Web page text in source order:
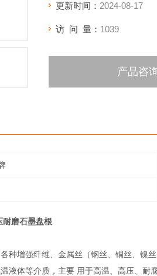
更新时间： 2024-08-17
访 问 量： 1039
产品咨
磨石墨盘根
种增强纤维、金属丝（钢丝、铜丝、镍
液体等介质，主要 用于高温、高压、耐